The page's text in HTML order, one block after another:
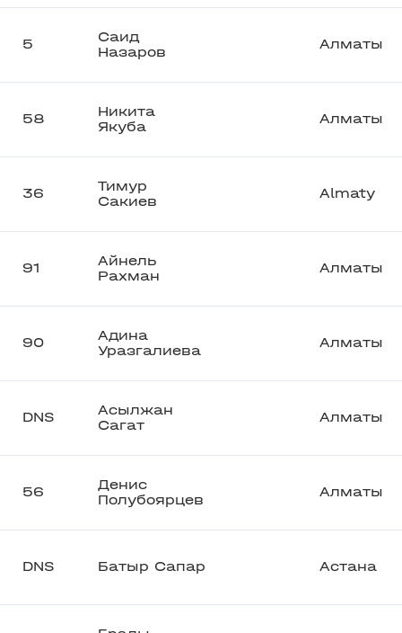
5
Саид
Назаров
Алматы
58
Никита
Якуба
Алматы
36
Тимур
Сакиев
Almaty
91
Айнель
Рахман
Алматы
90
Адина
Уразгалиева
Алматы
DNS
Асылжан
Сагат
Алматы
56
Денис
Полубоярцев
Алматы
DNS Батыр Сапар Астана